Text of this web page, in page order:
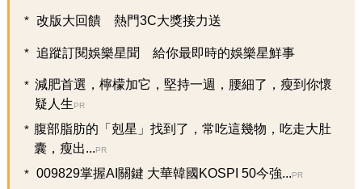
改版大回饋 熱門3C大獎接力送
追蹤訂閱娛樂星聞 給你最即時的娛樂星鮮事
減肥首選，檸檬加它，堅持一週，腰細了，瘦到你懷
疑人生PR
腹部脂肪的「剋星」找到了，常吃這幾物，吃走大肚
囊，瘦出...PR
009829掌握AI關鍵 大華韓國KOSPI 50今強...PR